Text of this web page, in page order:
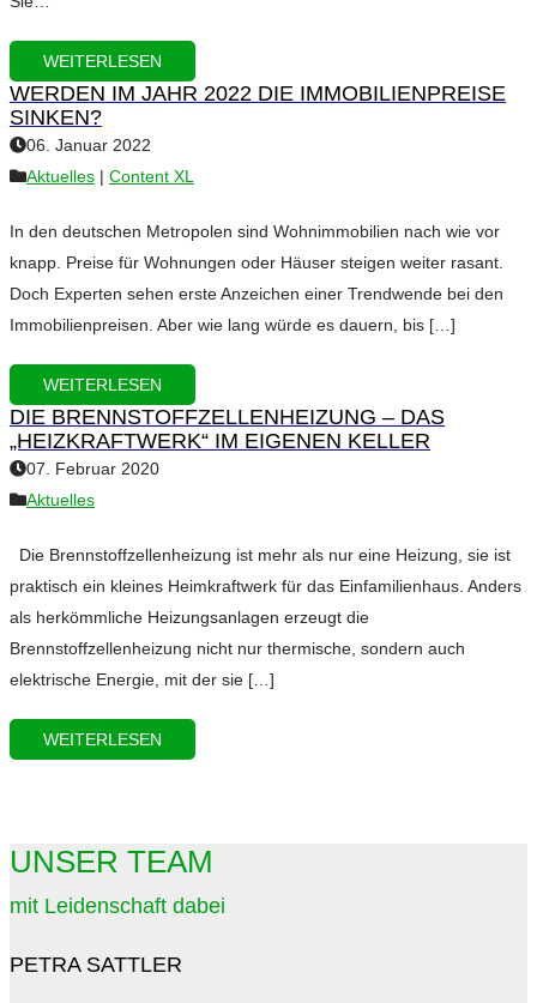
WEITERLESEN
WERDEN IM JAHR 2022 DIE IMMOBILIENPREISE
SINKEN?
06. Januar 2022
Aktuelles | Content XL
In den deutschen Metropolen sind Wohnimmobilien nach wie vor
knapp. Preise für Wohnungen oder Häuser steigen weiter rasant.
Doch Experten sehen erste Anzeichen einer Trendwende bei den
Immobilienpreisen. Aber wie lang würde es dauern, bis […]
WEITERLESEN
DIE BRENNSTOFFZELLENHEIZUNG – DAS
„HEIZKRAFTWERK“ IM EIGENEN KELLER
07. Februar 2020
Aktuelles
Die Brennstoffzellenheizung ist mehr als nur eine Heizung, sie ist
praktisch ein kleines Heimkraftwerk für das Einfamilienhaus. Anders
als herkömmliche Heizungsanlagen erzeugt die
Brennstoffzellenheizung nicht nur thermische, sondern auch
elektrische Energie, mit der sie […]
WEITERLESEN
UNSER TEAM
mit Leidenschaft dabei
PETRA SATTLER